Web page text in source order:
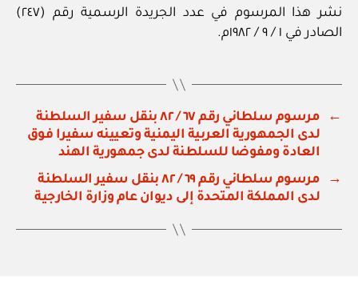
نشر هذا المرسوم في عدد الجريدة الرسمية رقم (٢٤٧)
الصادر في ١ / ٩ / ١٩٨٢م.
←
مرسوم سلطاني رقم ٦٧ / ٨٢ بنقل سفير السلطنة
لدى الجمهورية العربية اليمنية وتعيينه سفيرا فوق
العادة ومفوضا للسلطنة لدى جمهورية الهند
→
مرسوم سلطاني رقم ٦٩ / ٨٢ بنقل سفير السلطنة
لدى المملكة المتحدة إلى ديوان عام وزارة الخارجية